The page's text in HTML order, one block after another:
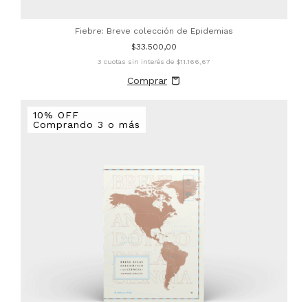
Fiebre: Breve colección de Epidemias
$33.500,00
3 cuotas sin interés de $11.166,67
10% OFF
Comprando 3 o más